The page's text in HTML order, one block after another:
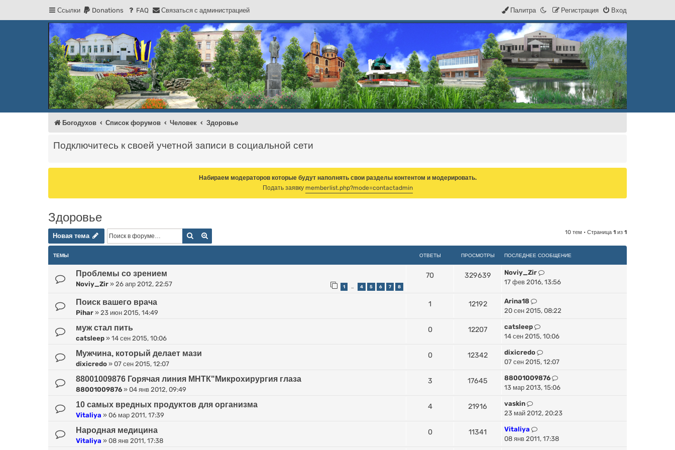
Ссылки Donations FAQ Связаться с администрацией Вход
Регистрация
Палитра
Регистрация
Форум Богодухова
Богодухов
Богодухов Список форумов Человек Здоровье
Подключитесь к своей учетной записи в социальной сети
Набираем модераторов которые будут наполнять свои разделы контентом и модерировать.
Подать заявку memberlist.php?mode=contactadmin
Здоровье
Новая тема
Новая тема Поиск 10 тем • Страница 1 из 1
ТЕМЫ ОТВЕТЫ ПРОСМОТРЫ ПОСЛЕДНЕЕ СООБЩЕНИЕ
Проблемы со зрением
Noviy_Zir » 26 апр 2012, 22:57 1 … 4 5 6 7 8
70 329639
Noviy_Zir
17 фев 2016, 13:56
Поиск вашего врача
Pihar » 23 июн 2015, 14:49
1 12192
Arina18
20 сен 2015, 08:22
муж стал пить
catsleep » 14 сен 2015, 10:06
0 12207
catsleep
14 сен 2015, 10:06
Мужчина, который делает мази
dixicredo » 07 сен 2015, 12:07
0 12342
dixicredo
07 сен 2015, 12:07
88001009876 Горячая линия МНТК"Микрохирургия глаза
88001009876 » 04 янв 2012, 09:49
3 17645
88001009876
13 мар 2013, 15:06
10 самых вредных продуктов для организма
Vitaliya » 06 мар 2011, 17:39
4 21916
vaskin
23 май 2012, 20:23
Народная медицина
Vitaliya » 08 янв 2011, 17:38
0 11341
Vitaliya
08 янв 2011, 17:38